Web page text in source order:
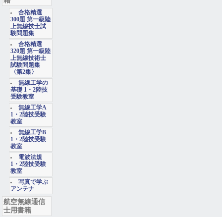
合格精選
300題 第一級陸
上無線技士試
験問題集
合格精選
320題 第一級陸
上無線技術士
試験問題集
〈第2集〉
無線工学の
基礎 1・2陸技
受験教室
無線工学A
1・2陸技受験
教室
無線工学B
1・2陸技受験
教室
電波法規
1・2陸技受験
教室
写真で学ぶ
アンテナ
航空無線通信
士用書籍